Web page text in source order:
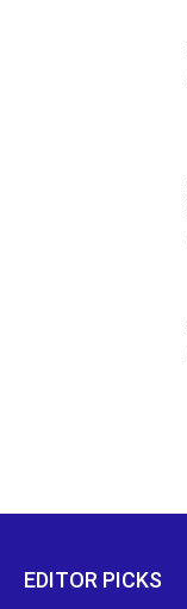
EDITOR PICKS